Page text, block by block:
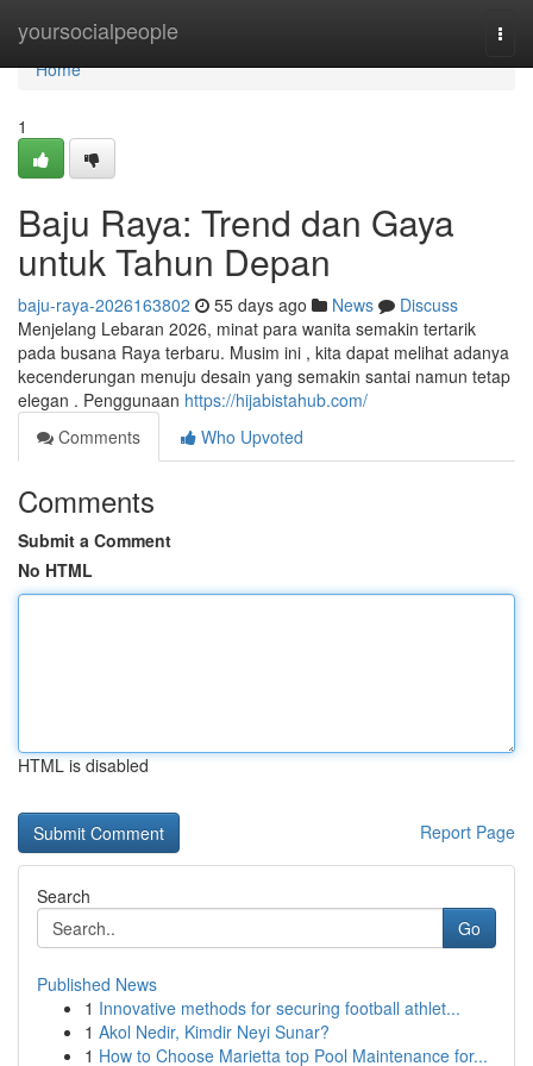
yoursocialpeople
Home
Home
1
Baju Raya: Trend dan Gaya
untuk Tahun Depan
baju-raya-2026163802 55 days ago News
Discuss
Menjelang Lebaran 2026, minat para wanita semakin tertarik
pada busana Raya terbaru. Musim ini , kita dapat melihat adanya
kecenderungan menuju desain yang semakin santai namun tetap
elegan . Penggunaan https://hijabistahub.com/
Comments
Who Upvoted
Comments
Submit a Comment
No HTML
HTML is disabled
Report Page
Search
Go
Published News
1 Innovative methods for securing football athlet...
1 Akol Nedir, Kimdir Neyi Sunar?
1 How to Choose Marietta top Pool Maintenance for...